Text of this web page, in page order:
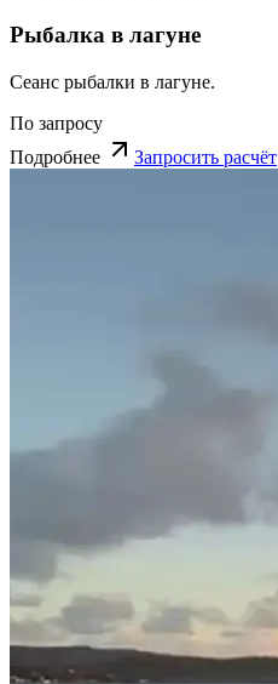
Рыбалка в лагуне
Сеанс рыбалки в лагуне.
По запросу
Подробнее
Запросить расчёт